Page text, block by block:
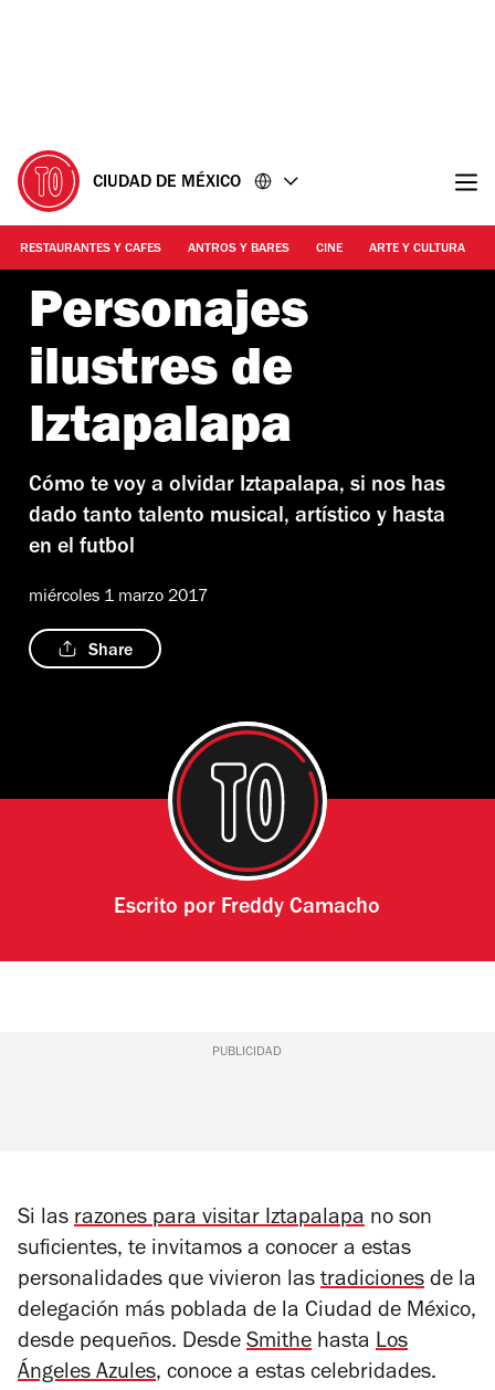
CIUDAD DE MÉXICO
RESTAURANTES Y CAFES ANTROS Y BARES CINE ARTE Y CULTURA
Personajes
ilustres de
Iztapalapa
Cómo te voy a olvidar Iztapalapa, si nos has
dado tanto talento musical, artístico y hasta
en el futbol
miércoles 1 marzo 2017
Share
Escrito por Freddy Camacho
PUBLICIDAD
Si las razones para visitar Iztapalapa no son
suficientes, te invitamos a conocer a estas
personalidades que vivieron las tradiciones de la
delegación más poblada de la Ciudad de México,
desde pequeños. Desde Smithe hasta Los
Ángeles Azules, conoce a estas celebridades.